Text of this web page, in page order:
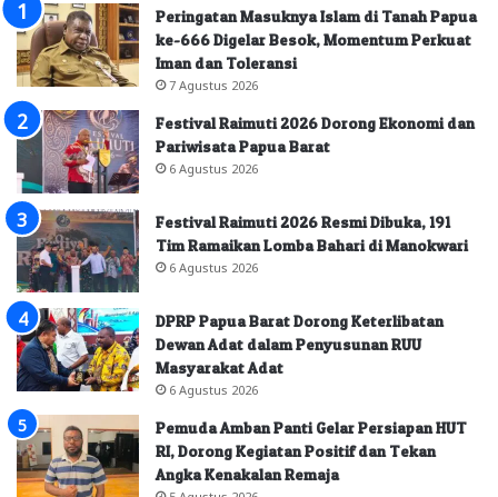
Peringatan Masuknya Islam di Tanah Papua
ke-666 Digelar Besok, Momentum Perkuat
Iman dan Toleransi
7 Agustus 2026
Festival Raimuti 2026 Dorong Ekonomi dan
Pariwisata Papua Barat
6 Agustus 2026
Festival Raimuti 2026 Resmi Dibuka, 191
Tim Ramaikan Lomba Bahari di Manokwari
6 Agustus 2026
DPRP Papua Barat Dorong Keterlibatan
Dewan Adat dalam Penyusunan RUU
Masyarakat Adat
6 Agustus 2026
Pemuda Amban Panti Gelar Persiapan HUT
RI, Dorong Kegiatan Positif dan Tekan
Angka Kenakalan Remaja